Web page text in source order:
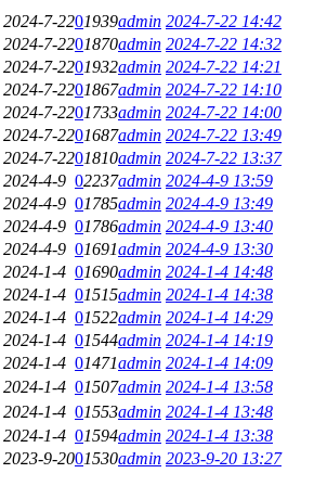
2024-7-2201939admin 2024-7-22 14:42
2024-7-2201870admin 2024-7-22 14:32
2024-7-2201932admin 2024-7-22 14:21
2024-7-2201867admin 2024-7-22 14:10
2024-7-2201733admin 2024-7-22 14:00
2024-7-2201687admin 2024-7-22 13:49
2024-7-2201810admin 2024-7-22 13:37
2024-4-9 02237admin 2024-4-9 13:59
2024-4-9 01785admin 2024-4-9 13:49
2024-4-9 01786admin 2024-4-9 13:40
2024-4-9 01691admin 2024-4-9 13:30
2024-1-4 01690admin 2024-1-4 14:48
2024-1-4 01515admin 2024-1-4 14:38
2024-1-4 01522admin 2024-1-4 14:29
2024-1-4 01544admin 2024-1-4 14:19
2024-1-4 01471admin 2024-1-4 14:09
2024-1-4 01507admin 2024-1-4 13:58
2024-1-4 01553admin 2024-1-4 13:48
2024-1-4 01594admin 2024-1-4 13:38
2023-9-2001530admin 2023-9-20 13:27